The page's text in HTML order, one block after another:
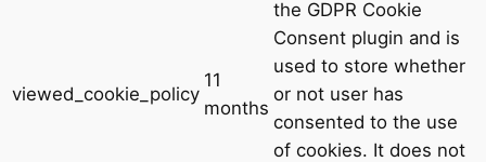
viewed_cookie_policy
11
months
the GDPR Cookie
Consent plugin and is
used to store whether
or not user has
consented to the use
of cookies. It does not